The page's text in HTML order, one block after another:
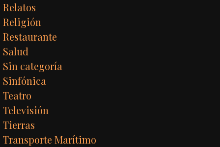
Relatos
Religión
Restaurante
Salud
Sin categoría
Sinfónica
Teatro
Televisión
Tierras
Transporte Marítimo